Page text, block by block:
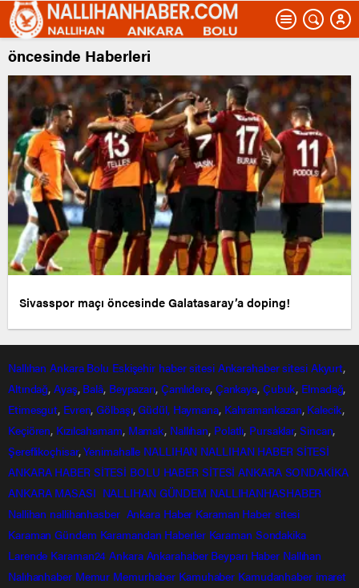
öncesinde Haberleri
Sivasspor maçı öncesinde Galatasaray’a doping!
Nallıhan Ankara Bolu Eskişehir haber sitesi Ankarahabersitesi Akyurt,
Altındağ,Ayaş, Balâ, Beypazarı, Çamlıdere, Çankaya, Çubuk, Elmadağ,
Etimesgut, Evren,Gölbaşı,Güdül, Haymana, Kahramankazan, Kalecik,
Keçiören, Kızılcahamam, Mamak, Nallıhan, Polatlı, Pursaklar,Sincan,
Şereflikoçhisar,Yenimahalle NALLIHAN NALLIHAN HABER SİTESİ
ANKARA HABER SİTESİ BOLU HABER SİTESİ ANKARA SONDAKİKA
ANKARA MASASI NALLIHAN GÜNDEM NALLIHANHASHABER
Nallihan nallihanhasber Ankara Haber Karaman Haber sitesi
Karaman Gündem Karamandan Haberler Karaman Sondakika
Larende Karaman24 Ankara Ankarahaber Beyparı Haber Nallıhan
Nalıhanhaber Memur Memurhaber Kamuhaber Kamudanhaber imaret